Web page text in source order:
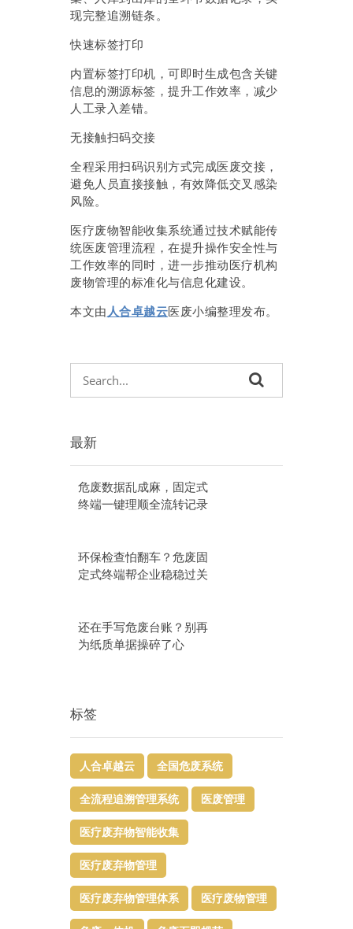
现完整追溯链条。
快速标签打印
内置标签打印机，可即时生成包含关键
信息的溯源标签，提升工作效率，减少
人工录入差错。
无接触扫码交接
全程采用扫码识别方式完成医废交接，
避免人员直接接触，有效降低交叉感染
风险。
医疗废物智能收集系统通过技术赋能传
统医废管理流程，在提升操作安全性与
工作效率的同时，进一步推动医疗机构
废物管理的标准化与信息化建设。
本文由 人合卓越云医废小编整理发布。
最新
危废数据乱成麻，固定式
终端一键理顺全流转记录
环保检查怕翻车？危废固
定式终端帮企业稳稳过关
还在手写危废台账？别再
为纸质单据操碎了心
标签
人合卓越云 全国危废系统
全流程追溯管理系统 医废管理
医疗废弃物智能收集
医疗废弃物管理​
医疗废弃物管理体系 医疗废物管理